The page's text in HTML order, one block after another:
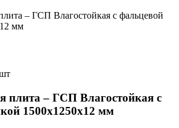
плита – ГСП Влагостойкая с
1500х1250х12 мм